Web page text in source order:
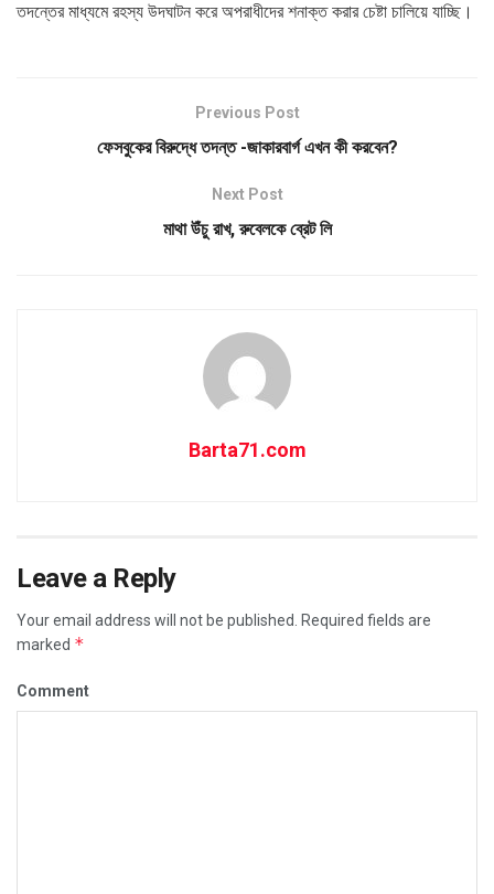
তদন্তের মাধ্যমে রহস্য উদঘাটন করে অপরাধীদের শনাক্ত করার চেষ্টা চালিয়ে যাচ্ছি।
Previous Post
ফেসবুকের বিরুদ্ধে তদন্ত -জাকারবার্গ এখন কী করবেন?
Next Post
মাথা উঁচু রাখ, রুবেলকে ব্রেট লি
Barta71.com
Leave a Reply
Your email address will not be published.
Required fields are
marked *
Comment